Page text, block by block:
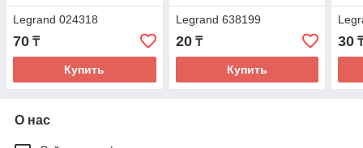
Legrand 024318
70 ₸
Купить
Legrand 638199
20₸
Купить
30
О нас